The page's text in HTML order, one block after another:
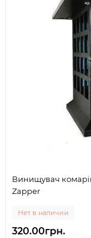
Винищувач
Zapper
Нет в наличии
320.00грн.